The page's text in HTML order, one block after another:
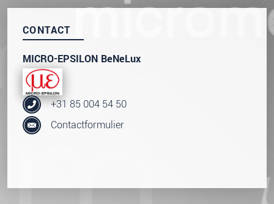
CONTACT
MICRO-EPSILON BeNeLux
+31 85 004 54 50
Contactformulier